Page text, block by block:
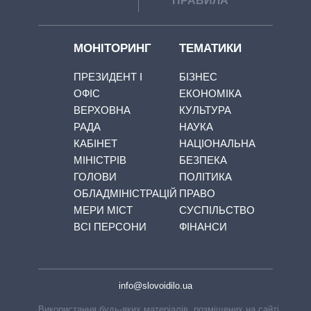
МОНІТОРИНГ
ПРЕЗИДЕНТ І
ОФІС
ВЕРХОВНА
РАДА
КАБІНЕТ
МІНІСТРІВ
ГОЛОВИ
ОБЛАДМІНІСТРАЦІЙ
МЕРИ МІСТ
ВСІ ПЕРСОНИ
ТЕМАТИКИ
БІЗНЕС
ЕКОНОМІКА
КУЛЬТУРА
НАУКА
НАЦІОНАЛЬНА
БЕЗПЕКА
ПОЛІТИКА
ПРАВО
СУСПІЛЬСТВО
ФІНАНСИ
info@slovoidilo.ua